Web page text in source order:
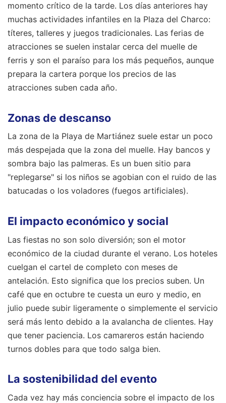
momento crítico de la tarde. Los días anteriores hay
muchas actividades infantiles en la Plaza del Charco:
títeres, talleres y juegos tradicionales. Las ferias de
atracciones se suelen instalar cerca del muelle de
ferris y son el paraíso para los más pequeños, aunque
prepara la cartera porque los precios de las
atracciones suben cada año.
Zonas de descanso
La zona de la Playa de Martiánez suele estar un poco
más despejada que la zona del muelle. Hay bancos y
sombra bajo las palmeras. Es un buen sitio para
"replegarse" si los niños se agobian con el ruido de las
batucadas o los voladores (fuegos artificiales).
El impacto económico y social
Las fiestas no son solo diversión; son el motor
económico de la ciudad durante el verano. Los hoteles
cuelgan el cartel de completo con meses de
antelación. Esto significa que los precios suben. Un
café que en octubre te cuesta un euro y medio, en
julio puede subir ligeramente o simplemente el servicio
será más lento debido a la avalancha de clientes. Hay
que tener paciencia. Los camareros están haciendo
turnos dobles para que todo salga bien.
La sostenibilidad del evento
Cada vez hay más conciencia sobre el impacto de los